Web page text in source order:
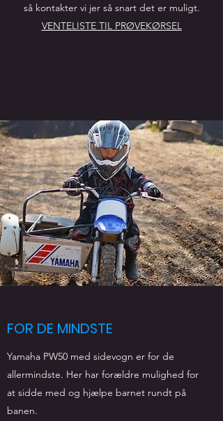
så kontakter vi jer så snart det er muligt.
VENTELISTE TIL PRØVEKØRSEL
FOR DE MINDSTE
Yamaha PW50 med sidevogn er for de
allermindste. Her har forældre mulighed for
at sidde med og hjælpe barnet rundt på
banen.